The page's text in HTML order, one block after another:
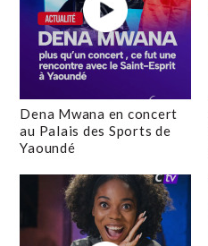
Dena Mwana en concert
au Palais des Sports de
Yaoundé